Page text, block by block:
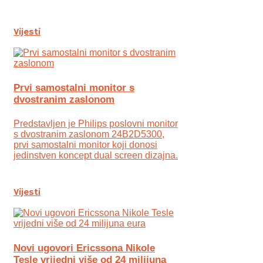
Vijesti
Prvi samostalni monitor s
dvostranim zaslonom
Predstavljen je Philips poslovni monitor
s dvostranim zaslonom 24B2D5300,
prvi samostalni monitor koji donosi
jedinstven koncept dual screen dizajna.
Vijesti
Novi ugovori Ericssona Nikole
Tesle vrijedni više od 24 milijuna